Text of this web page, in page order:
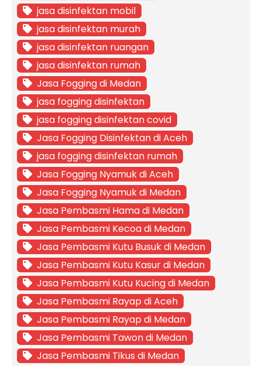
jasa disinfektan mobil
jasa disinfektan murah
jasa disinfektan ruangan
jasa disinfektan rumah
Jasa Fogging di Medan
jasa fogging disinfektan
jasa fogging disinfektan covid
Jasa Fogging Disinfektan di Aceh
jasa fogging disinfektan rumah
Jasa Fogging Nyamuk di Aceh
Jasa Fogging Nyamuk di Medan
Jasa Pembasmi Hama di Medan
Jasa Pembasmi Kecoa di Medan
Jasa Pembasmi Kutu Busuk di Medan
Jasa Pembasmi Kutu Kasur di Medan
Jasa Pembasmi Kutu Kucing di Medan
Jasa Pembasmi Rayap di Aceh
Jasa Pembasmi Rayap di Medan
Jasa Pembasmi Tawon di Medan
Jasa Pembasmi Tikus di Medan